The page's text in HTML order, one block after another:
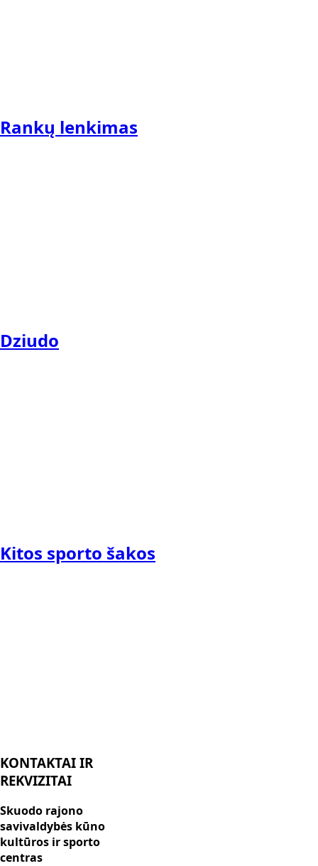
Rankų lenkimas
Dziudo
Kitos sporto šakos
KONTAKTAI IR
REKVIZITAI
Skuodo rajono
savivaldybės kūno
kultūros ir sporto
centras